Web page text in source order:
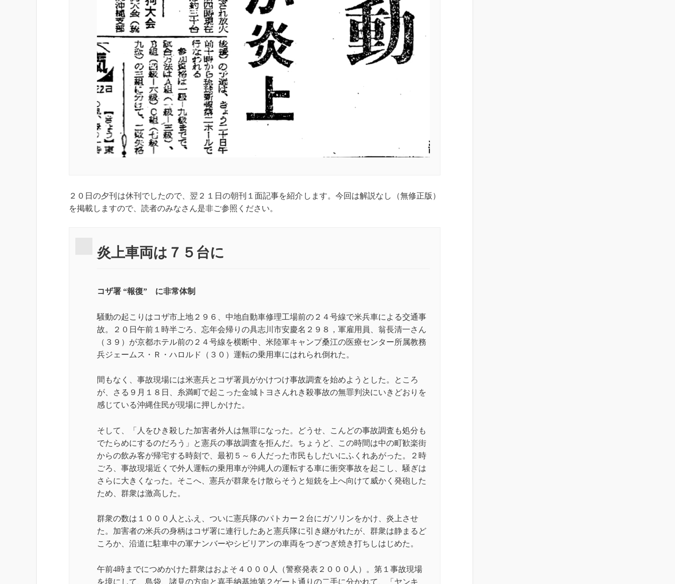
２０日の夕刊は休刊でしたので、翌２１日の朝刊１面記事を紹介します。今回は解説なし（無修正版）
を掲載しますので、読者のみなさん是非ご参照ください。
炎上車両は７５台に
コザ署 “報復” に非常体制
騒動の起こりはコザ市上地２９６、中地自動車修理工場前の２４号線で米兵車による交通事
故。２０日午前１時半ごろ、忘年会帰りの具志川市安慶名２９８，軍雇用員、翁長清一さん
（３９）が京都ホテル前の２４号線を横断中、米陸軍キャンプ桑江の医療センター所属教務
兵ジェームス・Ｒ・ハロルド（３０）運転の乗用車にはれられ倒れた。
間もなく、事故現場には米憲兵とコザ署員がかけつけ事故調査を始めようとした。ところ
が、さる９月１８日、糸満町で起こった金城トヨさんれき殺事故の無罪判決にいきどおりを
感じている沖縄住民が現場に押しかけた。
そして、「人をひき殺した加害者外人は無罪になった。どうせ、こんどの事故調査も処分も
でたらめにするのだろう」と憲兵の事故調査を拒んだ。ちょうど、この時間は中の町歓楽街
からの飲み客が帰宅する時刻で、最初５～６人だった市民もしだいにふくれあがった。２時
ごろ、事故現場近くで外人運転の乗用車が沖縄人の運転する車に衝突事故を起こし、騒ぎは
さらに大きくなった。そこへ、憲兵が群衆をけ散らそうと短銃を上へ向けて威かく発砲した
ため、群衆は激高した。
群衆の数は１０００人とふえ、ついに憲兵隊のパトカー２台にガソリンをかけ、炎上させ
た。加害者の米兵の身柄はコザ署に連行したあと憲兵隊に引き継がれたが、群衆は静まるど
ころか、沿道に駐車中の軍ナンバーやシビリアンの車両をつぎつぎ焼き打ちしはじめた。
午前4時までにつめかけた群衆はおよそ４０００人（警察発表２０００人）。第１事故現場
を境にして、島袋、諸見の方向と嘉手納基地第２ゲート通りの二手に分かれて、「ヤンキ